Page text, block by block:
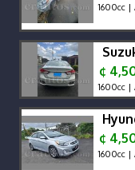
1600cc |
¢
1600cc |
¢
1600cc |